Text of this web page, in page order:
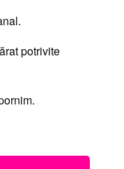
potrivite